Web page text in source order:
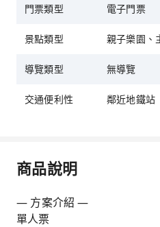
門票類型 電子門票
景點類型 親子樂園、
導覽類型 無導覽
交通便利性 鄰近地鐵站
商品說明
— 方案介紹 —
單人票